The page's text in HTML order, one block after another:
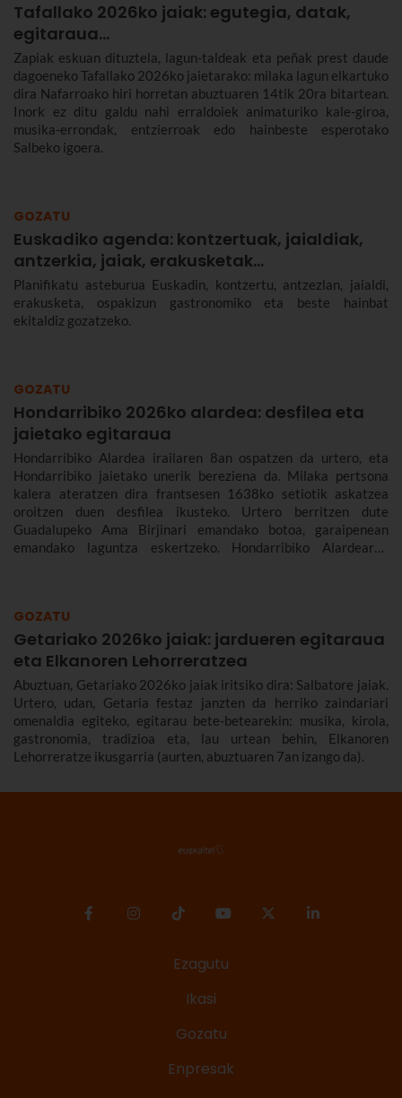
Tafallako 2026ko jaiak: egutegia, datak,
egitaraua...
Zapiak eskuan dituztela, lagun-taldeak eta peñak prest daude
dagoeneko Tafallako 2026ko jaietarako: milaka lagun elkartuko
dira Nafarroako hiri horretan abuztuaren 14tik 20ra bitartean.
Inork ez ditu galdu nahi erraldoiek animaturiko kale-giroa,
musika-errondak, entzierroak edo hainbeste esperotako
Salbeko igoera.
GOZATU
Euskadiko agenda: kontzertuak, jaialdiak,
antzerkia, jaiak, erakusketak…
Planifikatu asteburua Euskadin, kontzertu, antzezlan, jaialdi,
erakusketa, ospakizun gastronomiko eta beste hainbat
ekitaldiz gozatzeko.
GOZATU
Hondarribiko 2026ko alardea: desfilea eta
jaietako egitaraua
Hondarribiko Alardea irailaren 8an ospatzen da urtero, eta
Hondarribiko jaietako unerik bereziena da. Milaka pertsona
kalera ateratzen dira frantsesen 1638ko setiotik askatzea
oroitzen duen desfilea ikusteko. Urtero berritzen dute
Guadalupeko Ama Birjinari emandako botoa, garaipenean
emandako laguntza eskertzeko. Hondarribiko Alardearen
GOZATU
Getariako 2026ko jaiak: jardueren egitaraua
eta Elkanoren Lehorreratzea
Abuztuan, Getariako 2026ko jaiak iritsiko dira: Salbatore jaiak.
Urtero, udan, Getaria festaz janzten da herriko zaindariari
omenaldia egiteko, egitarau bete-betearekin: musika, kirola,
gastronomia, tradizioa eta, lau urtean behin, Elkanoren
Lehorreratze ikusgarria (aurten, abuztuaren 7an izango da).
Ezagutu
Ikasi
Gozatu
Enpresak